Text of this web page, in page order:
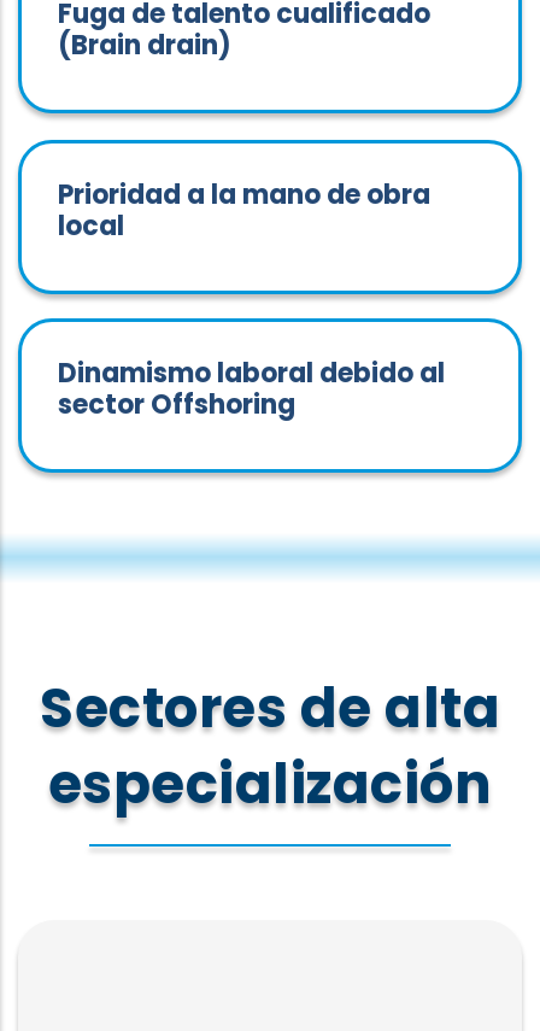
Fuga de talento cualificado
(Brain drain)
Prioridad a la mano de obra
local
Dinamismo laboral debido al
sector Offshoring
Sectores de alta
especialización